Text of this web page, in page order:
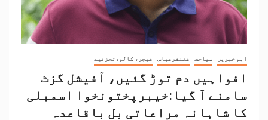
اہم خبریں سیاحت غضنفرعباس فیچر، کالم،تجزئیے
افواہیں دم توڑ گئیں، آفیشل گزٹ
سامنے آ گیا:خیبرپختونخوا اسمبلی
کا شاہانہ مراعاتی بل باقاعدہ